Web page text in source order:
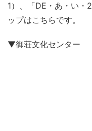
1）、「DE・あ・い・
ップはこちらです。
▼御荘文化センター